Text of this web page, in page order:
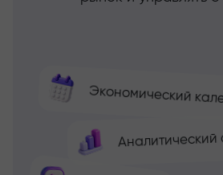
Экономический
Аналитический